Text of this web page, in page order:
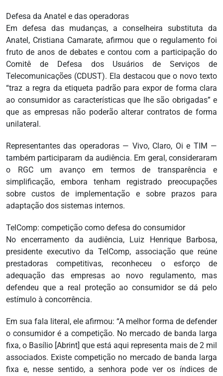
Defesa da Anatel e das operadoras
Em defesa das mudanças, a conselheira substituta da
Anatel, Cristiana Camarate, afirmou que o regulamento foi
fruto de anos de debates e contou com a participação do
Comitê de Defesa dos Usuários de Serviços de
Telecomunicações (CDUST). Ela destacou que o novo texto
“traz a regra da etiqueta padrão para expor de forma clara
ao consumidor as características que lhe são obrigadas” e
que as empresas não poderão alterar contratos de forma
unilateral.
Representantes das operadoras — Vivo, Claro, Oi e TIM —
também participaram da audiência. Em geral, consideraram
o RGC um avanço em termos de transparência e
simplificação, embora tenham registrado preocupações
sobre custos de implementação e sobre prazos para
adaptação dos sistemas internos.
TelComp: competição como defesa do consumidor
No encerramento da audiência, Luiz Henrique Barbosa,
presidente executivo da TelComp, associação que reúne
prestadoras competitivas, reconheceu o esforço de
adequação das empresas ao novo regulamento, mas
defendeu que a real proteção ao consumidor se dá pelo
estímulo à concorrência.
Em sua fala literal, ele afirmou: “A melhor forma de defender
o consumidor é a competição. No mercado de banda larga
fixa, o Basílio [Abrint] que está aqui representa mais de 2 mil
associados. Existe competição no mercado de banda larga
fixa e, nesse sentido, a senhora pode ver os índices de